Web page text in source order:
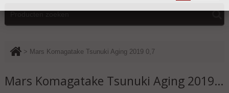
> Mars Komagatake Tsunuki Aging 2019 0,7
Mars Komagatake Tsunuki Aging 2019 0,7